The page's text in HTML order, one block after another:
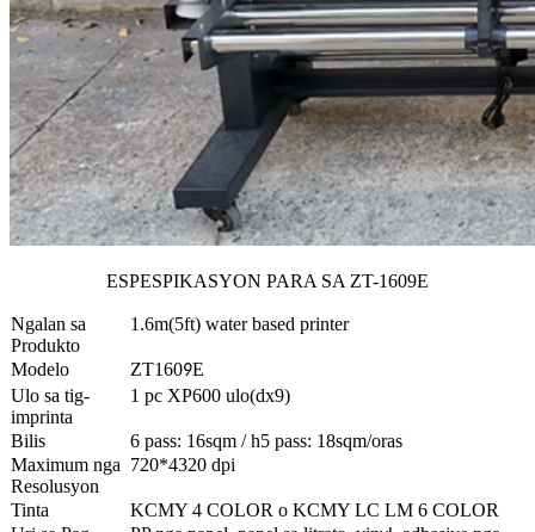
ESPESPIKASYON PARA SA ZT-1609E
Ngalan sa
Produkto
1.6m(5ft) water based printer
Modelo ZT1609E
Ulo sa tig-
imprinta
1 pc XP600 ulo(dx9)
Bilis 6 pass: 16sqm / h5 pass: 18sqm/oras
Maximum nga
Resolusyon
720*4320 dpi
Tinta
KCMY 4 COLOR o KCMY LC LM 6 COLOR